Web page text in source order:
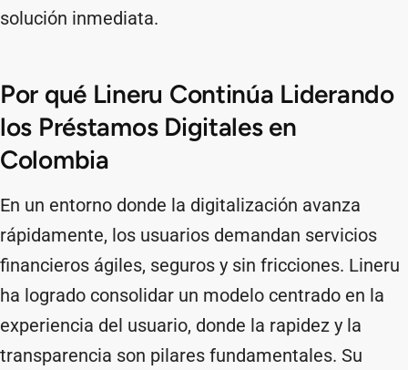
solución inmediata.
Por qué Lineru Continúa Liderando
los Préstamos Digitales en
Colombia
En un entorno donde la digitalización avanza
rápidamente, los usuarios demandan servicios
financieros ágiles, seguros y sin fricciones. Lineru
ha logrado consolidar un modelo centrado en la
experiencia del usuario, donde la rapidez y la
transparencia son pilares fundamentales. Su